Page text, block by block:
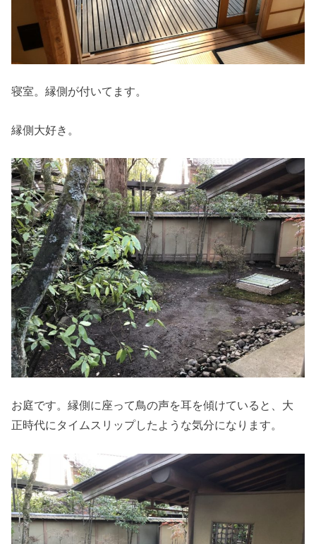
寝室。縁側が付いてます。
縁側大好き。
お庭です。縁側に座って鳥の声を耳を傾けていると、大
正時代にタイムスリップしたような気分になります。